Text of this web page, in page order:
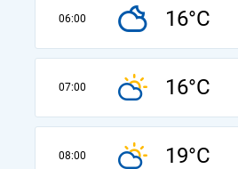
06:00 16°C
07:00 16°C
08:00 19°C